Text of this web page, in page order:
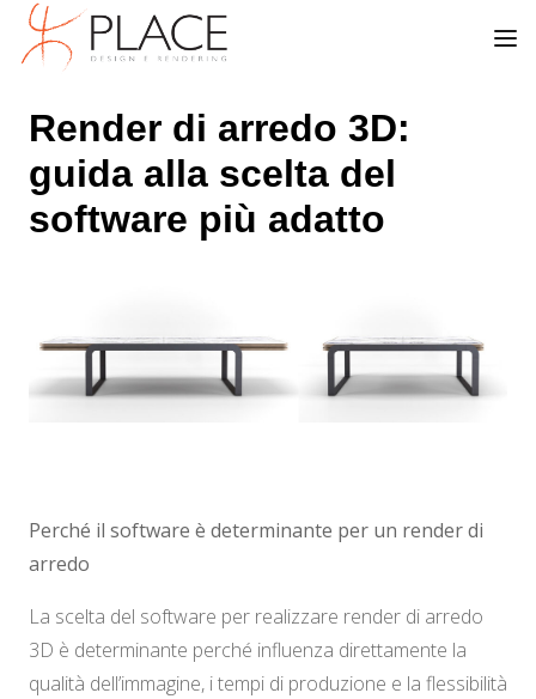
Render di arredo 3D:
guida alla scelta del
software più adatto
Perché il software è determinante per un render di
arredo
La scelta del software per realizzare render di arredo
3D è determinante perché influenza direttamente la
qualità dell’immagine, i tempi di produzione e la flessibilità